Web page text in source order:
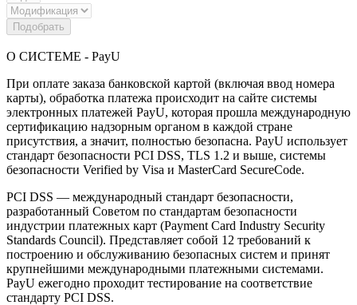
Подобрать
О СИСТЕМЕ - PayU
При оплате заказа банковской картой (включая ввод номера
карты), обработка платежа происходит на сайте системы
электронных платежей PayU, которая прошла международную
сертификацию надзорным органом в каждой стране
присутствия, а значит, полностью безопасна. PayU использует
стандарт безопасности PCI DSS, TLS 1.2 и выше, системы
безопасности Verified by Visa и MasterCard SecureCode.
PCI DSS — международный стандарт безопасности,
разработанный Советом по стандартам безопасности
индустрии платежных карт (Payment Card Industry Security
Standards Council). Представляет собой 12 требований к
построению и обслуживанию безопасных систем и принят
крупнейшими международными платежными системами.
PayU ежегодно проходит тестирование на соответствие
стандарту PCI DSS.